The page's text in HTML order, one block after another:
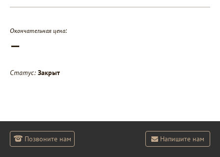
Окончательная цена:
—
Статус: Закрыт
Позвоните нам Напишите нам